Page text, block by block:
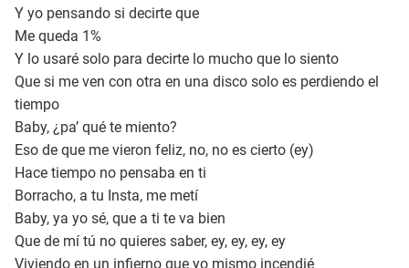
Y yo pensando si decirte que
Me queda 1%
Y lo usaré solo para decirte lo mucho que lo siento
Que si me ven con otra en una disco solo es perdiendo el
tiempo
Baby, ¿pa’ qué te miento?
Eso de que me vieron feliz, no, no es cierto (ey)
Hace tiempo no pensaba en ti
Borracho, a tu Insta, me metí
Baby, ya yo sé, que a ti te va bien
Que de mí tú no quieres saber, ey, ey, ey, ey
Viviendo en un infierno que yo mismo incendié